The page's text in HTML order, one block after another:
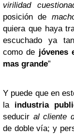
virilidad
posición de
quiera que haya
escuchado ya
como de jóvenes
mas grande”
Y puede que en
la industria
seducir al cliente
de doble vía; y